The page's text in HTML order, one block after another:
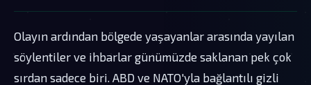
Olayın ardından bölgede yaşayanlar arasında yayılan
söylentiler ve ihbarlar günümüzde saklanan pek çok
sırdan sadece biri. ABD ve NATO'yla bağlantılı gizli